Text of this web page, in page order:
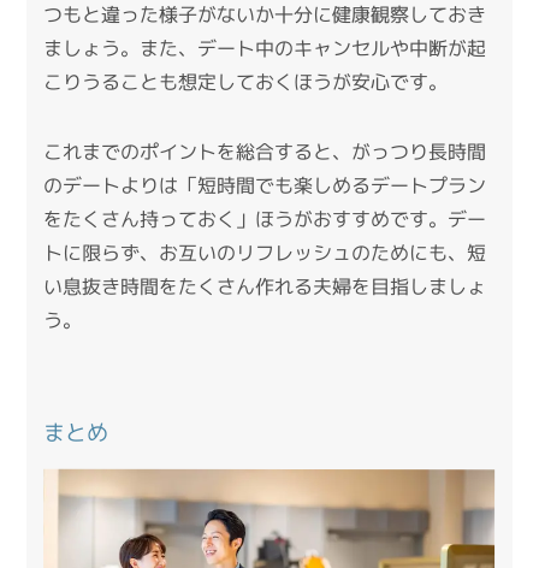
つもと違った様子がないか十分に健康観察しておき
ましょう。また、デート中のキャンセルや中断が起
こりうることも想定しておくほうが安心です。
これまでのポイントを総合すると、がっつり長時間
のデートよりは「短時間でも楽しめるデートプラン
をたくさん持っておく」ほうがおすすめです。デー
トに限らず、お互いのリフレッシュのためにも、短
い息抜き時間をたくさん作れる夫婦を目指しましょ
う。
まとめ